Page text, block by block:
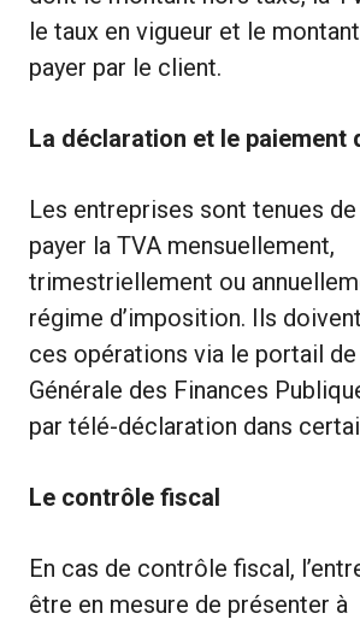
le taux en vigueur et le
payer par le client.
La déclaration et le paiement
Les entreprises sont tenues
payer la TVA mensuellement,
trimestriellement ou
régime d’imposition. Ils
ces opérations via le portail
Générale des Finances
par télé-déclaration dans
Le contrôle fiscal
En cas de contrôle fiscal,
être en mesure de présenter à